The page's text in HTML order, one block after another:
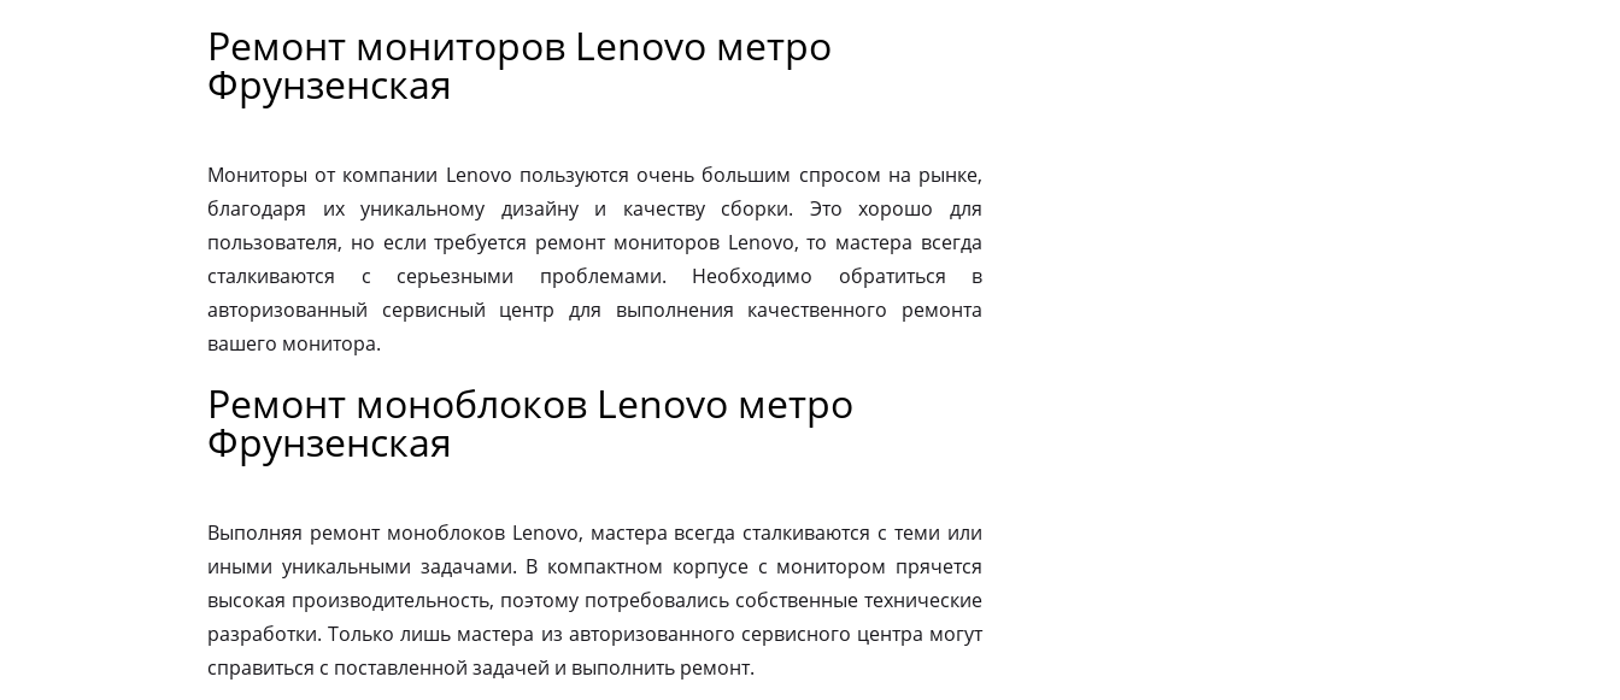
Ремонт мониторов Lenovo метро
Фрунзенская
Мониторы от компании Lenovo пользуются очень большим спросом на рынке,
благодаря их уникальному дизайну и качеству сборки. Это хорошо для
пользователя, но если требуется ремонт мониторов Lenovo, то мастера всегда
сталкиваются с серьезными проблемами. Необходимо обратиться в
авторизованный сервисный центр для выполнения качественного ремонта
вашего монитора.
Ремонт моноблоков Lenovo метро
Фрунзенская
Выполняя ремонт моноблоков Lenovo, мастера всегда сталкиваются с теми или
иными уникальными задачами. В компактном корпусе с монитором прячется
высокая производительность, поэтому потребовались собственные технические
разработки. Только лишь мастера из авторизованного сервисного центра могут
справиться с поставленной задачей и выполнить ремонт.